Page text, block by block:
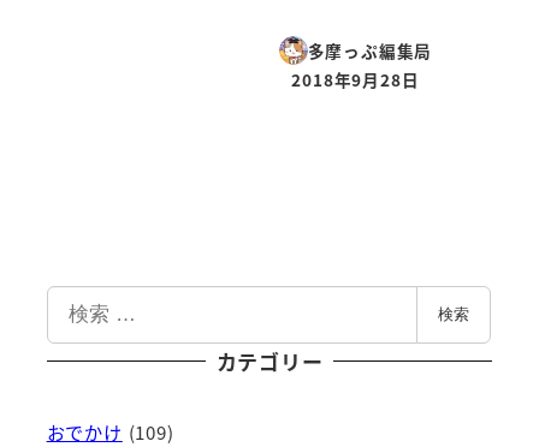
多摩っぷ編集局
投稿日
2018年9月28日
索
検索
カテゴリー
おでかけ (109)